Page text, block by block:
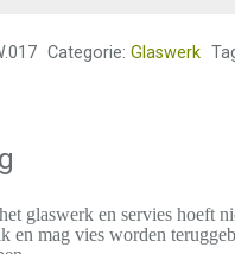
Categorie: Glaswerk
glaswerk en servies hoeft
en mag vies worden